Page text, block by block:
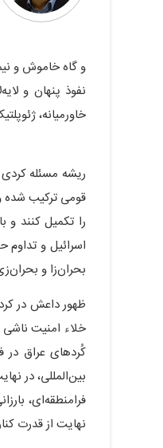
و گاه خاموش و
نفوذ پنهان و
خاورمیانه،
ریشه مسئله
قومی ترکیب شده و
را تکمیل کنند و
اسرائیل و تداوم
بحران‌زا و
ظهور داعش در
خلاء امنیت ناشی
کُردهای عراق در
فرامنطقه‌ای،
نهایت از قدرت